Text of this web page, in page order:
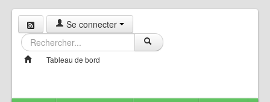
Se connecter
Tableau de bord